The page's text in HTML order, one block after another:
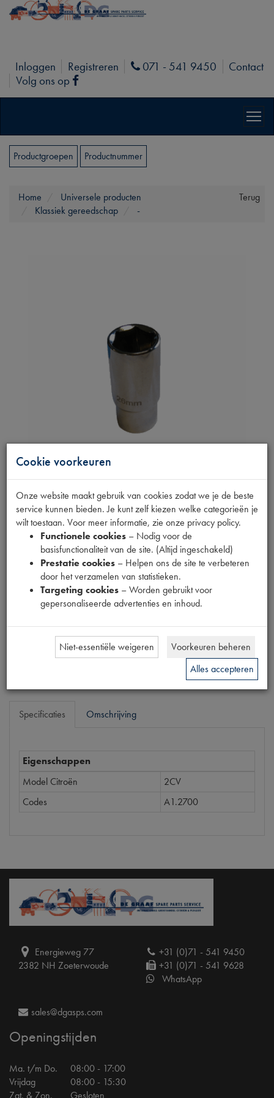
Inloggen Registreren Phone
071 - 541 9450
Contact
Volg ons op
Facebook
Productgroepen Productnummer
Terug
Home
Universele producten
Klassiek gereedschap
-
DOP 26
SCHOKBREKERBOUT
Productnummer
1868003
€18,94 (€15,65excl. btw)
Specificaties Omschrijving
Eigenschappen
Model Citroën
2CV
Codes
A1.2700
Energieweg 77
2382 NH Zoeterwoude
+31 (0)71 - 541 9450
+31 (0)71 - 541 9628
WhatsApp
sales@dgasps.com
Openingstijden
Ma. t/m Do.
08:00 - 17:00
Vrijdag
08:00 - 15:30
Zat. & Zon.
Gesloten
Cookie voorkeuren
Onze website maakt gebruik van cookies zodat we je de beste
service kunnen bieden. Je kunt zelf kiezen welke categorieën je
wilt toestaan. Voor meer informatie, zie onze privacy policy.
Functionele cookies – Nodig voor de
basisfunctionaliteit van de site. (Altijd ingeschakeld)
Prestatie cookies – Helpen ons de site te verbeteren
door het verzamelen van statistieken.
Targeting cookies – Worden gebruikt voor
gepersonaliseerde advertenties en inhoud.
Niet-essentiële weigeren
Voorkeuren beheren
Alles accepteren